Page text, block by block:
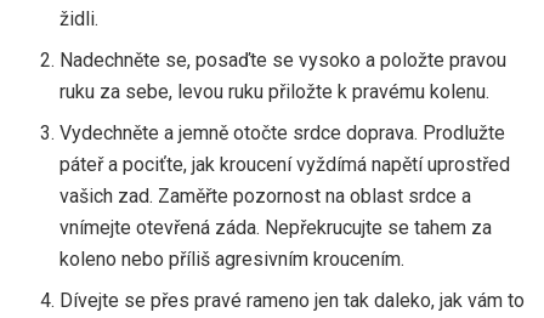
židli.
Nadechněte se, posaďte se vysoko a položte pravou
ruku za sebe, levou ruku přiložte k pravému kolenu.
Vydechněte a jemně otočte srdce doprava. Prodlužte
páteř a pociťte, jak kroucení vyždímá napětí uprostřed
vašich zad. Zaměřte pozornost na oblast srdce a
vnímejte otevřená záda. Nepřekrucujte se tahem za
koleno nebo příliš agresivním kroucením.
Dívejte se přes pravé rameno jen tak daleko, jak vám to